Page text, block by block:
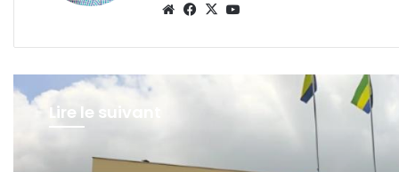
WebsiteFacebook
X
Lire le suivant